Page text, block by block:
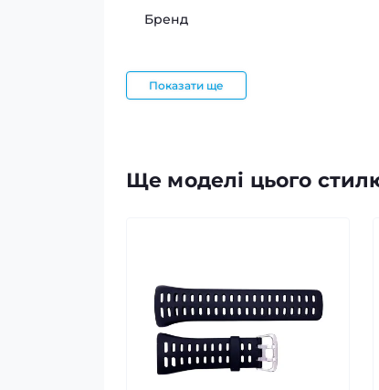
Бренд
Показати ще
Ще моделі цього